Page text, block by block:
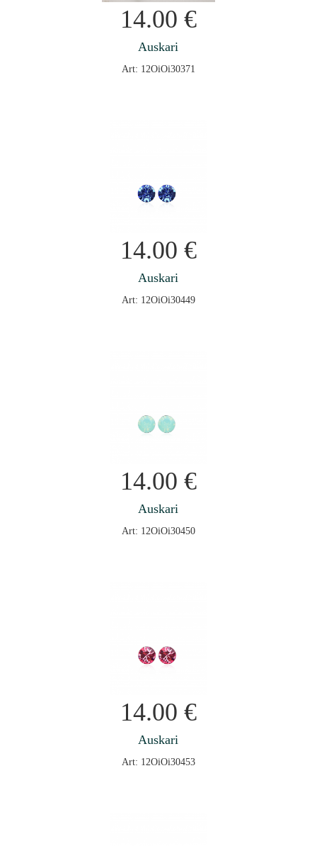
14.00 €
Auskari
Art: 12OiOi30371
14.00 €
Auskari
Art: 12OiOi30449
14.00 €
Auskari
Art: 12OiOi30450
14.00 €
Auskari
Art: 12OiOi30453